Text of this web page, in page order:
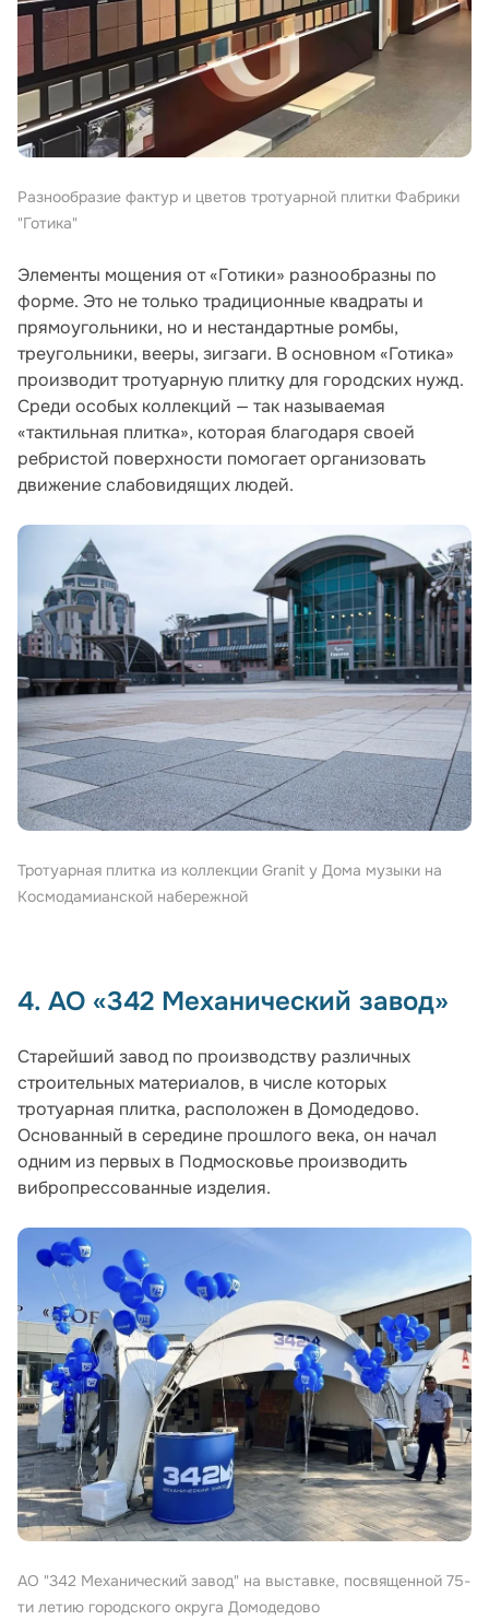
Разнообразие фактур и цветов тротуарной плитки Фабрики
"Готика"
Элементы мощения от «Готики» разнообразны по
форме. Это не только традиционные квадраты и
прямоугольники, но и нестандартные ромбы,
треугольники, вееры, зигзаги. В основном «Готика»
производит тротуарную плитку для городских нужд.
Среди особых коллекций — так называемая
«тактильная плитка», которая благодаря своей
ребристой поверхности помогает организовать
движение слабовидящих людей.
Тротуарная плитка из коллекции Granit у Дома музыки на
Космодамианской набережной
4. АО «342 Механический завод»
Старейший завод по производству различных
строительных материалов, в числе которых
тротуарная плитка, расположен в Домодедово.
Основанный в середине прошлого века, он начал
одним из первых в Подмосковье производить
вибропрессованные изделия.
АО "342 Механический завод" на выставке, посвященной 75-
ти летию городского округа Домодедово